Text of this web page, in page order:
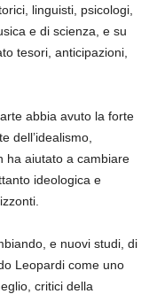
linguisti, psicologi,
e di scienza, e su
tesori, anticipazioni,
abbia avuto la forte
dell’idealismo,
ha aiutato a cambiare
ideologica e
e nuovi studi, di
Leopardi come uno
critici della